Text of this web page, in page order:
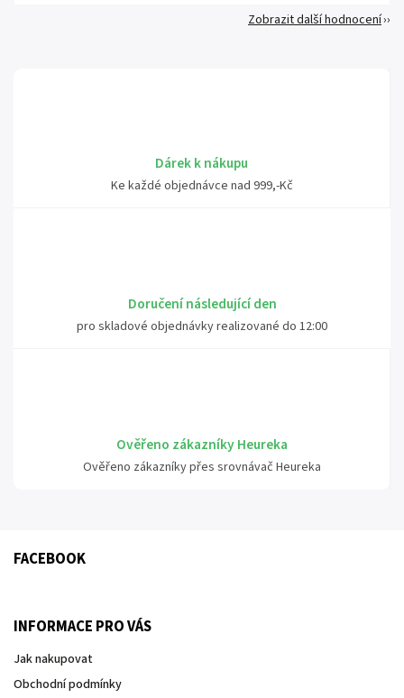
Dárek k nákupu
Ke každé objednávce nad 999,-Kč
Doručení následující den
pro skladové objednávky realizované do 12:00
Ověřeno zákazníky Heureka
Ověřeno zákazníky přes srovnávač Heureka
Zobrazit další hodnocení
FACEBOOK
INFORMACE PRO VÁS
Jak nakupovat
Obchodní podmínky